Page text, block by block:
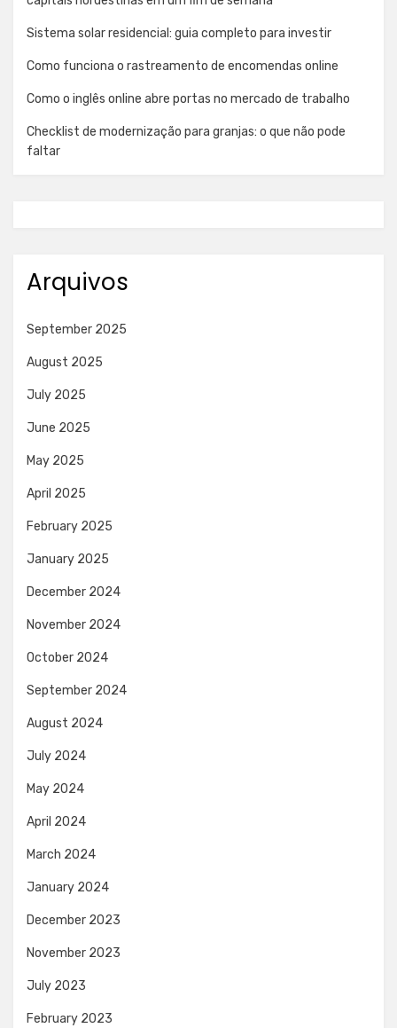
Sistema solar residencial: guia completo para investir
Como funciona o rastreamento de encomendas online
Como o inglês online abre portas no mercado de trabalho
Checklist de modernização para granjas: o que não pode
faltar
Arquivos
September 2025
August 2025
July 2025
June 2025
May 2025
April 2025
February 2025
January 2025
December 2024
November 2024
October 2024
September 2024
August 2024
July 2024
May 2024
April 2024
March 2024
January 2024
December 2023
November 2023
July 2023
February 2023